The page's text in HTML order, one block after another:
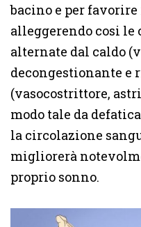
bacino e per
alleggerendo cosi
alternate dal caldo
decongestionante e
(vasocostrittore,
modo tale da
la circolazione
migliorerà
proprio sonno.